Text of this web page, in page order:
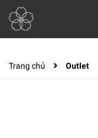
Trang chủ Outlet